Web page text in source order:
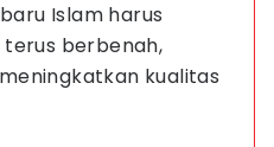
Islam harus
terus berbenah,
kualitas